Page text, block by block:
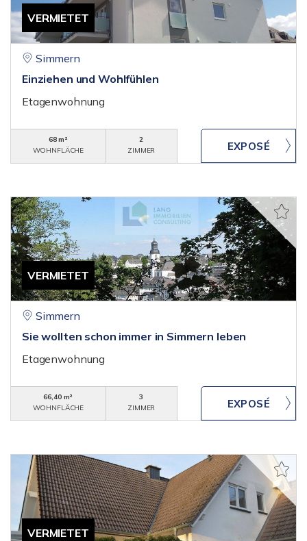
VERMIETET
Simmern
Einziehen und Wohlfühlen
Etagenwohnung
68 m²
WOHNFLÄCHE
2
ZIMMER
VERMIETET
Simmern
Sie wollten schon immer in Simmern leben
Etagenwohnung
66,40 m²
WOHNFLÄCHE
3
ZIMMER
VERMIETET